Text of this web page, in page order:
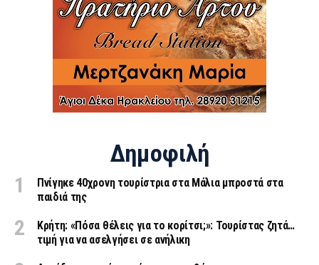
Δημοφιλή
Πνίγηκε 40χρονη τουρίστρια στα Μάλια μπροστά στα
παιδιά της
Κρήτη: «Πόσα θέλεις για το κορίτσι;»: Τουρίστας ζητά…
τιμή για να ασελγήσει σε ανήλικη